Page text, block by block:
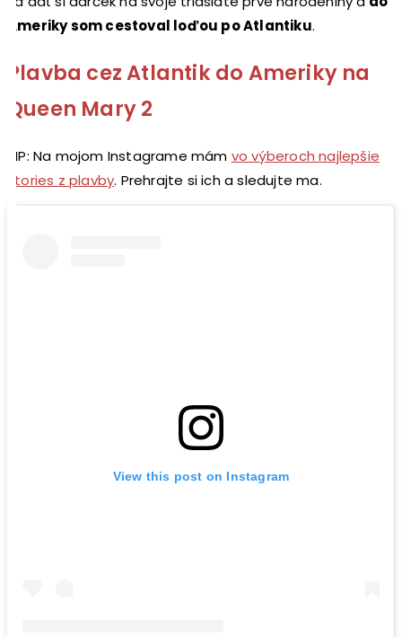
Ameriky som cestoval loďou po Atlantiku.
Plavba cez Atlantik do Ameriky na
Queen Mary 2
TIP: Na mojom Instagrame mám vo výberoch najlepšie
stories z plavby. Prehrajte si ich a sledujte ma.
View this post on Instagram